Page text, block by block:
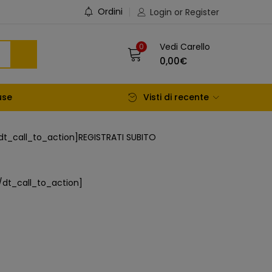
Login or Register
Ordini
0 Vedi Carello
0,00€
Visti di recente
SUBITO